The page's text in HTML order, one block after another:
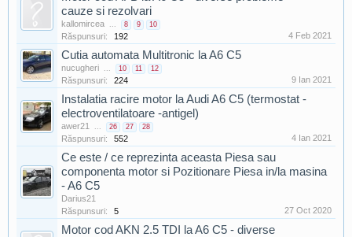
cauze si rezolvari
kallomircea ... 8 9 10
Răspunsuri: 192 4 Feb 2021
Cutia automata Multitronic la A6 C5
nucugheri ... 10 11 12
Răspunsuri: 224 9 Ian 2021
Instalatia racire motor la Audi A6 C5 (termostat -
electroventilatoare -antigel)
awer21 ... 26 27 28
Răspunsuri: 552 4 Ian 2021
Ce este / ce reprezinta aceasta Piesa sau
componenta motor si Pozitionare Piesa in/la masina
- A6 C5
Darius21
Răspunsuri:
5 27 Oct 2020
Motor cod AKN 2.5 TDI la A6 C5 - diverse